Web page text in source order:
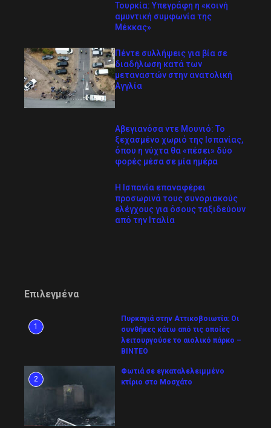
Τουρκία: Υπεγράφη η «κοινή
αμυντική συμφωνία της
Μέκκας»
Πέντε συλλήψεις για βία σε
διαδήλωση κατά των
μεταναστών στην ανατολική
Αγγλία
Αβεγιανόσα ντε Μουνιό: Το
ξεχασμένο χωριό της Ισπανίας,
όπου η νύχτα θα «πέσει» δύο
φορές μέσα σε μία ημέρα
Η Ισπανία επαναφέρει
προσωρινά τους συνοριακούς
ελέγχους για όσους ταξιδεύουν
από την Ιταλία
Επιλεγμένα
1
Πυρκαγιά στην Αττικοβοιωτία: Οι
συνθήκες κάτω από τις οποίες
λειτουργούσε το αιολικό πάρκο –
ΒΙΝΤΕΟ
2
Φωτιά σε εγκαταλελειμμένο
κτίριο στο Μοσχάτο